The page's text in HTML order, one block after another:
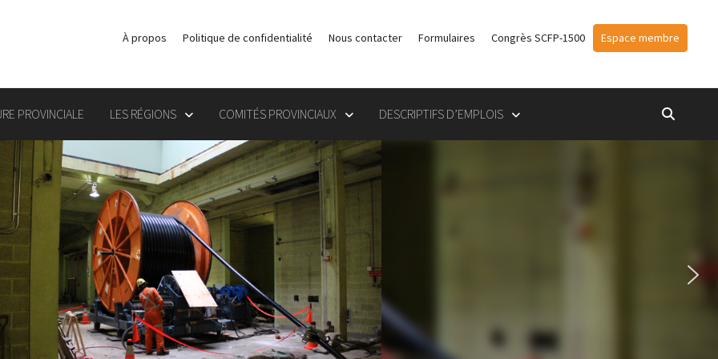
À propos Politique de confidentialité Nous contacter Formulaires Congrès SCFP-1500 Espace membre
PROVINCIALE LES RÉGIONS COMITÉS PROVINCIAUX DESCRIPTIFS D’EMPLOIS